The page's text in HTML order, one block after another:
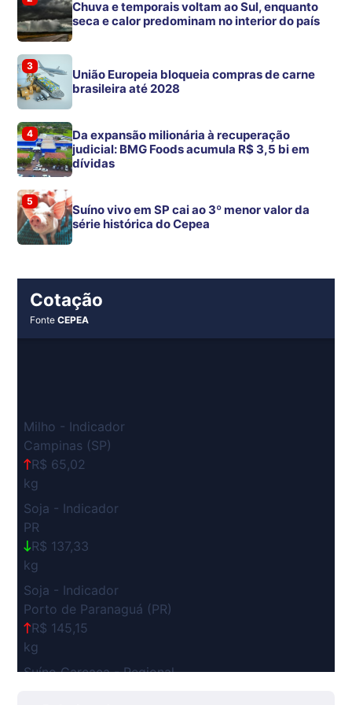
Chuva e temporais voltam ao Sul, enquanto
seca e calor predominam no interior do país
3
União Europeia bloqueia compras de carne
brasileira até 2028
4
Da expansão milionária à recuperação
judicial: BMG Foods acumula R$ 3,5 bi em
dívidas
5
Suíno vivo em SP cai ao 3º menor valor da
série histórica do Cepea
Cotação
FonteCEPEA
Milho - Indicador
Campinas (SP)
R$ 65,02
kg
Soja - Indicador
PR
R$ 137,33
kg
Soja - Indicador
Porto de Paranaguá (PR)
R$ 145,15
kg
Suíno Carcaça - Regional